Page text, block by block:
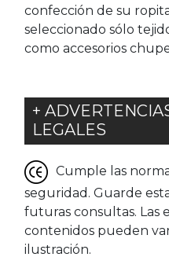
confección de su
seleccionado sólo
como accesorios
+
LEGALES
Cumple las
seguridad. Guarde
futuras consultas. Las
contenidos pueden
ilustración.